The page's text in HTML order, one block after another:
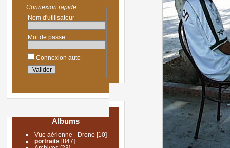
Connexion rapide
Nom d'utilisateur
Mot de passe
Connexion auto
Albums
Vue aérienne - Drone [10]
portraits [847]